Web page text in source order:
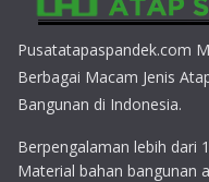
Pusatatapaspandek.com
Berbagai Macam Jenis
Bangunan di Indonesia.
Berpengalaman lebih dari
Material bahan bangunan